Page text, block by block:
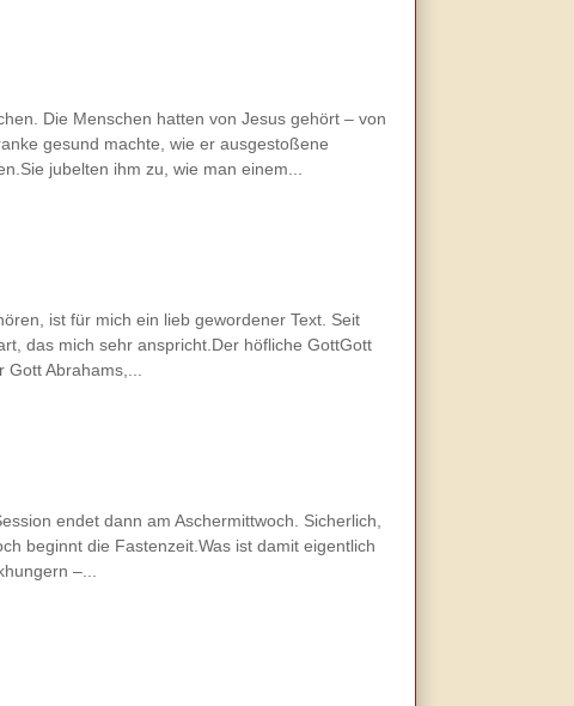
Die Menschen hatten von Jesus gehört – von
gesund machte, wie er ausgestoßene
jubelten ihm zu, wie man einem...
ist für mich ein lieb gewordener Text. Seit
das mich sehr anspricht.Der höfliche GottGott
Abrahams,...
endet dann am Aschermittwoch. Sicherlich,
beginnt die Fastenzeit.Was ist damit eigentlich
–...